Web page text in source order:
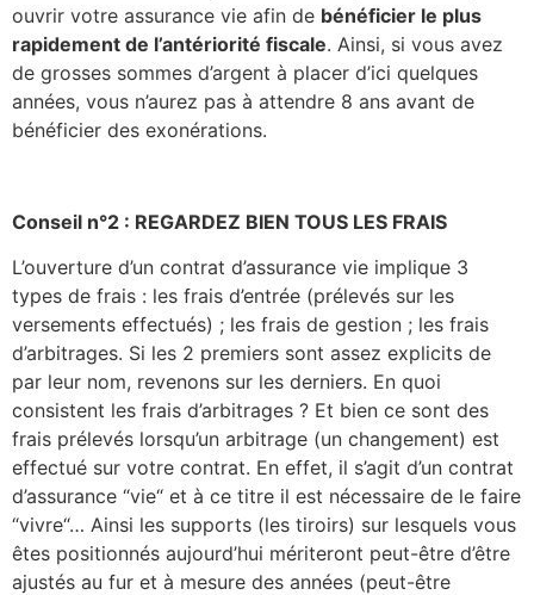
ouvrir votre assurance vie afin de bénéficier le plus
rapidement de l’antériorité fiscale. Ainsi, si vous avez
de grosses sommes d’argent à placer d’ici quelques
années, vous n’aurez pas à attendre 8 ans avant de
bénéficier des exonérations.
Conseil n°2 : REGARDEZ BIEN TOUS LES FRAIS
L’ouverture d’un contrat d’assurance vie implique 3
types de frais : les frais d’entrée (prélevés sur les
versements effectués) ; les frais de gestion ; les frais
d’arbitrages. Si les 2 premiers sont assez explicits de
par leur nom, revenons sur les derniers. En quoi
consistent les frais d’arbitrages ? Et bien ce sont des
frais prélevés lorsqu’un arbitrage (un changement) est
effectué sur votre contrat. En effet, il s’agit d’un contrat
d’assurance “vie“ et à ce titre il est nécessaire de le faire
“vivre“… Ainsi les supports (les tiroirs) sur lesquels vous
êtes positionnés aujourd’hui mériteront peut-être d’être
ajustés au fur et à mesure des années (peut-être